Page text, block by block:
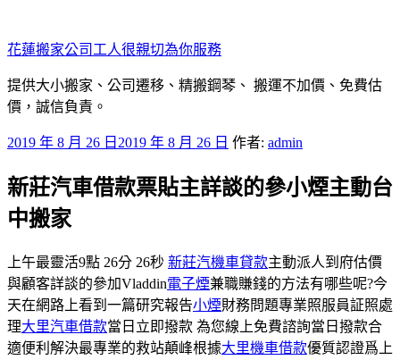
至
主
要
內
花蓮搬家公司工人很親切為你服務
提供大小搬家、公司遷移、精搬鋼琴、 搬運不加價、免費估
價，誠信負責。
發
於
2019 年 8 月 26 日 2019 年 8 月 26 日 作者: admin
新莊汽車借款票貼主詳談的參小煙主動台
中搬家
上午最靈活9點 26分 26秒 新莊汽機車貸款主動派人到府估價
與顧客詳談的參加Vladdin電子煙兼職賺錢的方法有哪些呢?今
天在網路上看到一篇研究報告小煙財務問題專業照服員証照處
理大里汽車借款當日立即撥款 為您線上免費諮詢當日撥款合
適便利解決最專業的救站顛峰根據大里機車借款優質認證爲上